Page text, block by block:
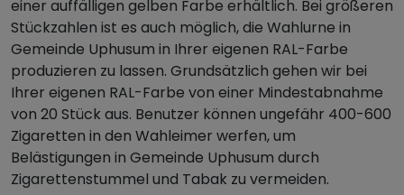
einer auffälligen gelben Farbe erhältlich. Bei größeren
Stückzahlen ist es auch möglich, die Wahlurne in
Gemeinde Uphusum in Ihrer eigenen RAL-Farbe
produzieren zu lassen. Grundsätzlich gehen wir bei
Ihrer eigenen RAL-Farbe von einer Mindestabnahme
von 20 Stück aus. Benutzer können ungefähr 400-600
Zigaretten in den Wahleimer werfen, um
Belästigungen in Gemeinde Uphusum durch
Zigarettenstummel und Tabak zu vermeiden.